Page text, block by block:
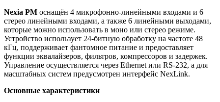
Nexia PM оснащён 4 микрофонно‑линейными входами и 6
стерео линейными входами, а также 6 линейными выходами,
которые можно использовать в моно или стерео режиме.
Устройство использует 24‑битную обработку на частоте 48
кГц, поддерживает фантомное питание и предоставляет
функции эквалайзеров, фильтров, компрессоров и задержек.
Управление осуществляется через Ethernet или RS‑232, а для
масштабных систем предусмотрен интерфейс NexLink.
Основные характеристики